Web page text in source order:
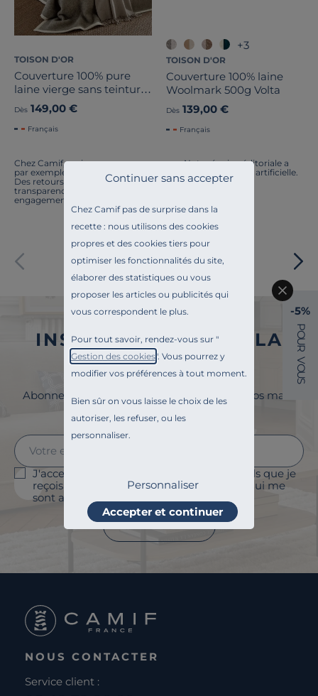
Chez Camif pas de surprise dans la
recette : nous utilisons des cookies
propres et des cookies tiers pour
optimiser les fonctionnalités du site,
élaborer des statistiques ou vous
proposer les articles ou publicités qui
vous correspondent le plus.
Pour tout savoir, rendez-vous sur "
Gestion des cookies". Vous pourrez y
modifier vos préférences à tout moment.
Bien sûr on vous laisse le choix de les
autoriser, les refuser, ou les
personnaliser.
Continuer sans accepter
Personnaliser
Accepter et continuer
TOISON D'OR
Couverture 100% pure
laine vierge sans teinture
Pastorale
Dès 149,00 €
Français
+3
TOISON D'OR
Couverture 100% laine
Woolmark 500g Volta
Dès 139,00 €
Français
Chez Camif, on innove en permanence. Notre équipe éditoriale a
par exemple généré cette page à l'aide d'une intelligence artificielle.
Des retours ? Nous sommes à l'écoute. Tout comme la
transparence, l'amélioration continue fait partie de nos
engagements.
Note des clients
Pays de fabrication
Paiement sécurisé
INSCRIVEZ-VOUS À LA
NEWSLETTER
Abonnez-vous à la newsletter et surveillez vos mails
pour profiter de 5% de remise !
J'accepte le suivi des ouvertures des emails que je
reçois afin de personnaliser les contenus qui me
sont adressés et à des fins statistiques.
Je m'abonne
NOUS CONTACTER
Service client :
-5%
P
O
U
R
V
O
U
S